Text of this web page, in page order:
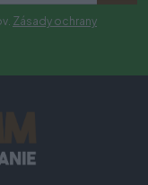
Zásady ochrany